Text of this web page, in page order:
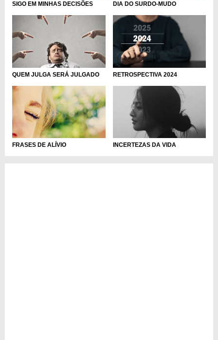
SIGO EM MINHAS DECISÕES DIA DO SURDO-MUDO
QUEM JULGA SERÁ JULGADO RETROSPECTIVA 2024
FRASES DE ALÍVIO INCERTEZAS DA VIDA